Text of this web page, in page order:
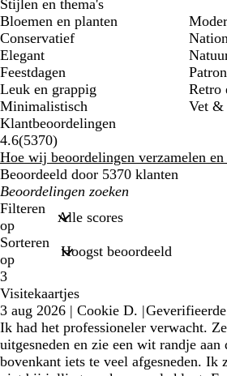
Stijlen en thema's
Bloemen en planten
Conservatief
Elegant
Feestdagen
Leuk en grappig
Minimalistisch
Retro
Vet
Klantbeoordelingen
4.6(53705370
klantbeoordelingen
)
Hoe wij beoordelingen verzamelen en
Beoordeeld door 5370 klanten
Mijn
zoekopdrachten
Filteren
op
Sorteren
op
3
Visitekaartjes
3 aug 2026 | Cookie D. |
Ik had het professioneler verwacht.
uitgesneden en zie een wit randje aan
bovenkant iets te veel afgesneden. Ik